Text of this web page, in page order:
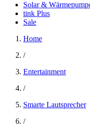
Solar &
tink Plus
Sale
Home
/
Entertainment
/
Smarte Lautsprecher
/